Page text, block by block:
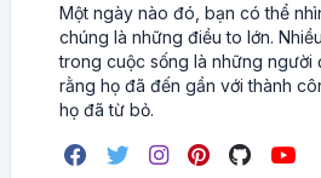
Một ngày nào đó, bạn có thể
chúng là những điều to lớn.
trong cuộc sống là những người
rằng họ đã đến gần với thành
họ đã từ bỏ.